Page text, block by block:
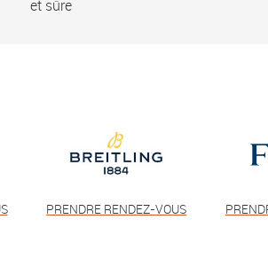
et sûre
PRENDRE RENDEZ-VOUS